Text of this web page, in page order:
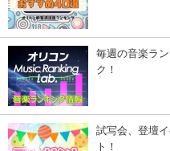
毎週の音楽ラ
ク！
試写会、登壇
ト！